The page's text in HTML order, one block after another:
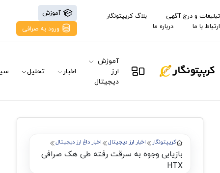
تبلیغات و درج آگهی
بلاگ کریپتونگار
ارتباط با ما
درباره ما
آموزش
ورود به صرافی
آموزش
ارز
دیجیتال
اخبار تحلیل
کریپتونگار اخبار ارز دیجیتال اخبار داغ ارز دیجیتال
بازیابی وجوه به سرقت رفته طی هک صرافی
HTX